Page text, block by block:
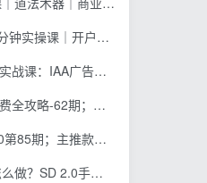
定向，新店建模撬动笔记自然流量全套教学
账号搭建×平台规则×双轨爆发×回款全流程
系统讲解7种付费玩法优劣势与选择策略
，改销量评晒秒单快速破零积累基础权重
｜Higgsfield 14天SD 2.0/2.5无限生成